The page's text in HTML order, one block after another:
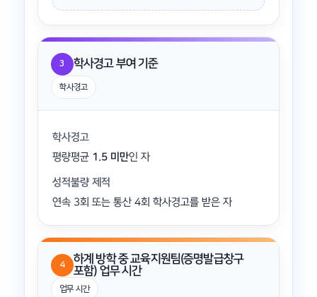
3 학사경고 부여 기준
학사경고
학사경고
평량평균 1.5 미만인 자
성적불량 제적
연속 3회 또는 통산 4회 학사경고를 받은 자
4
하계 방학 중 교육지원팀(증명발급창구
포함) 업무 시간
업무 시간